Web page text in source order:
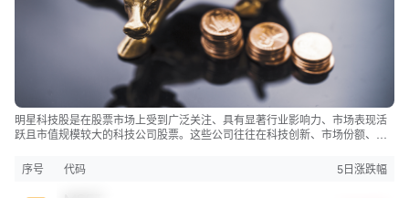
明星科技股是在股票市场上受到广泛关注、具有显著行业影响力、市场表现活
跃且市值规模较大的科技公司股票。这些公司往往在科技创新、市场份额、品
市，特别是科技行业板块乃至全球经济具有显著影响。
序号 代码 5日涨跌幅